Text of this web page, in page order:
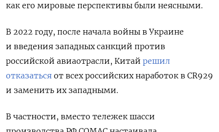
как его мировые перспективы были неясными.
В 2022 году, после начала войны в Украине
и введения западных санкций против
российской авиаотрасли, Китай решил
отказаться от всех российских наработок в CR929
и заменить их западными.
В частности, вместо тележек шасси